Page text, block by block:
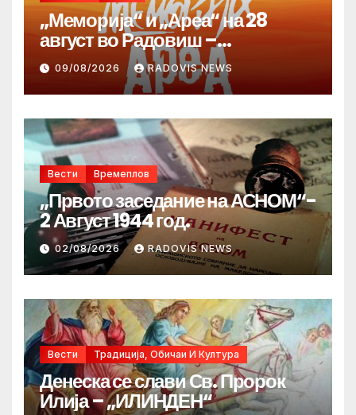
„Меморија“ и „Ареа“ на 28
август во Радовиш –
продолжува традицијата за
Денот на македонските рудари
09/08/2026 RADOVIS NEWS
Вести Времеплов
„Првото заседание на АСНОМ“-
2 Август 1944 год.
02/08/2026 RADOVIS NEWS
Вести Традиција, Обичаи И Култура
Денеска се слави Св. Пророк
Илија – „ИЛИНДЕН“